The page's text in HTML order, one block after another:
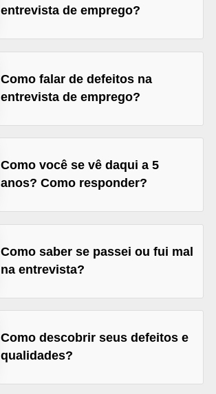
entrevista de emprego?
Como falar de defeitos na
entrevista de emprego?
Como você se vê daqui a 5
anos? Como responder?
Como saber se passei ou fui mal
na entrevista?
Como descobrir seus defeitos e
qualidades?